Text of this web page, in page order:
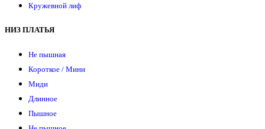
Кружевной лиф
НИЗ ПЛАТЬЯ
Не пышная
Короткое / Мини
Миди
Длинное
Пышное